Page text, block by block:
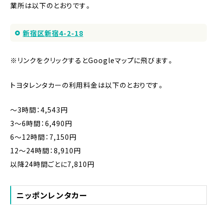
業所は以下のとおりです。
新宿区新宿4-2-18
※リンクをクリックするとGoogleマップに飛びます。
トヨタレンタカーの利用料金は以下のとおりです。
〜3時間：4,543円
3〜6時間：6,490円
6〜12時間：7,150円
12〜24時間：8,910円
以降24時間ごとに7,810円
ニッポンレンタカー